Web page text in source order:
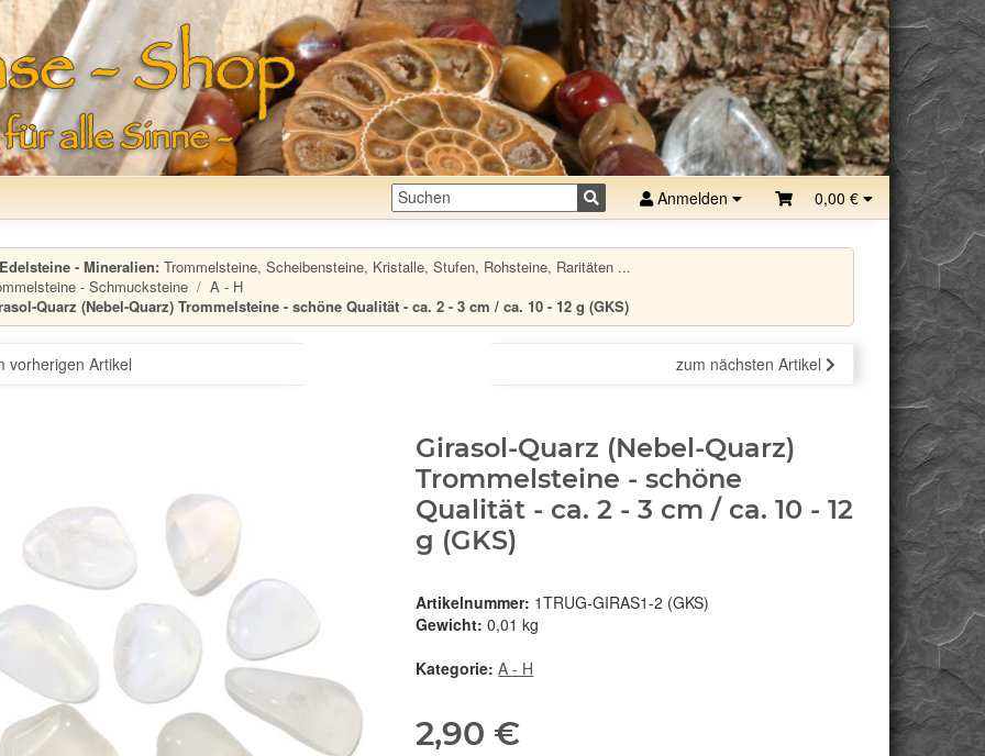
Anmelden 0,00 €
Edelsteine - Mineralien: Trommelsteine, Scheibensteine, Kristalle, Stufen, Rohsteine, Raritäten ...
- Schmucksteine
A - H
Quarz (Nebel-Quarz) Trommelsteine - schöne Qualität - ca. 2 - 3 cm / ca. 10 - 12 g (GKS)
vorherigen Artikel zum nächsten Artikel
Girasol-Quarz (Nebel-Quarz)
Trommelsteine - schöne
Qualität - ca. 2 - 3 cm / ca. 10 - 12
g (GKS)
Artikelnummer: 1TRUG-GIRAS1-2 (GKS)
Gewicht: 0,01 kg
Kategorie:A - H
2,90 €